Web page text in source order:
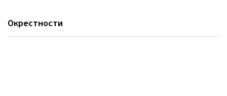
Окрестности